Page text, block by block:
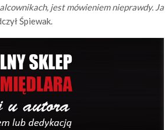
jest mówieniem nieprawdy. Ja
Śpiewak.